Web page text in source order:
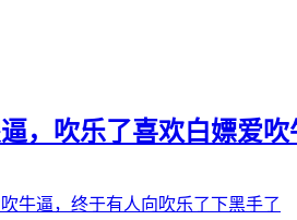
，吹乐了喜欢白嫖爱